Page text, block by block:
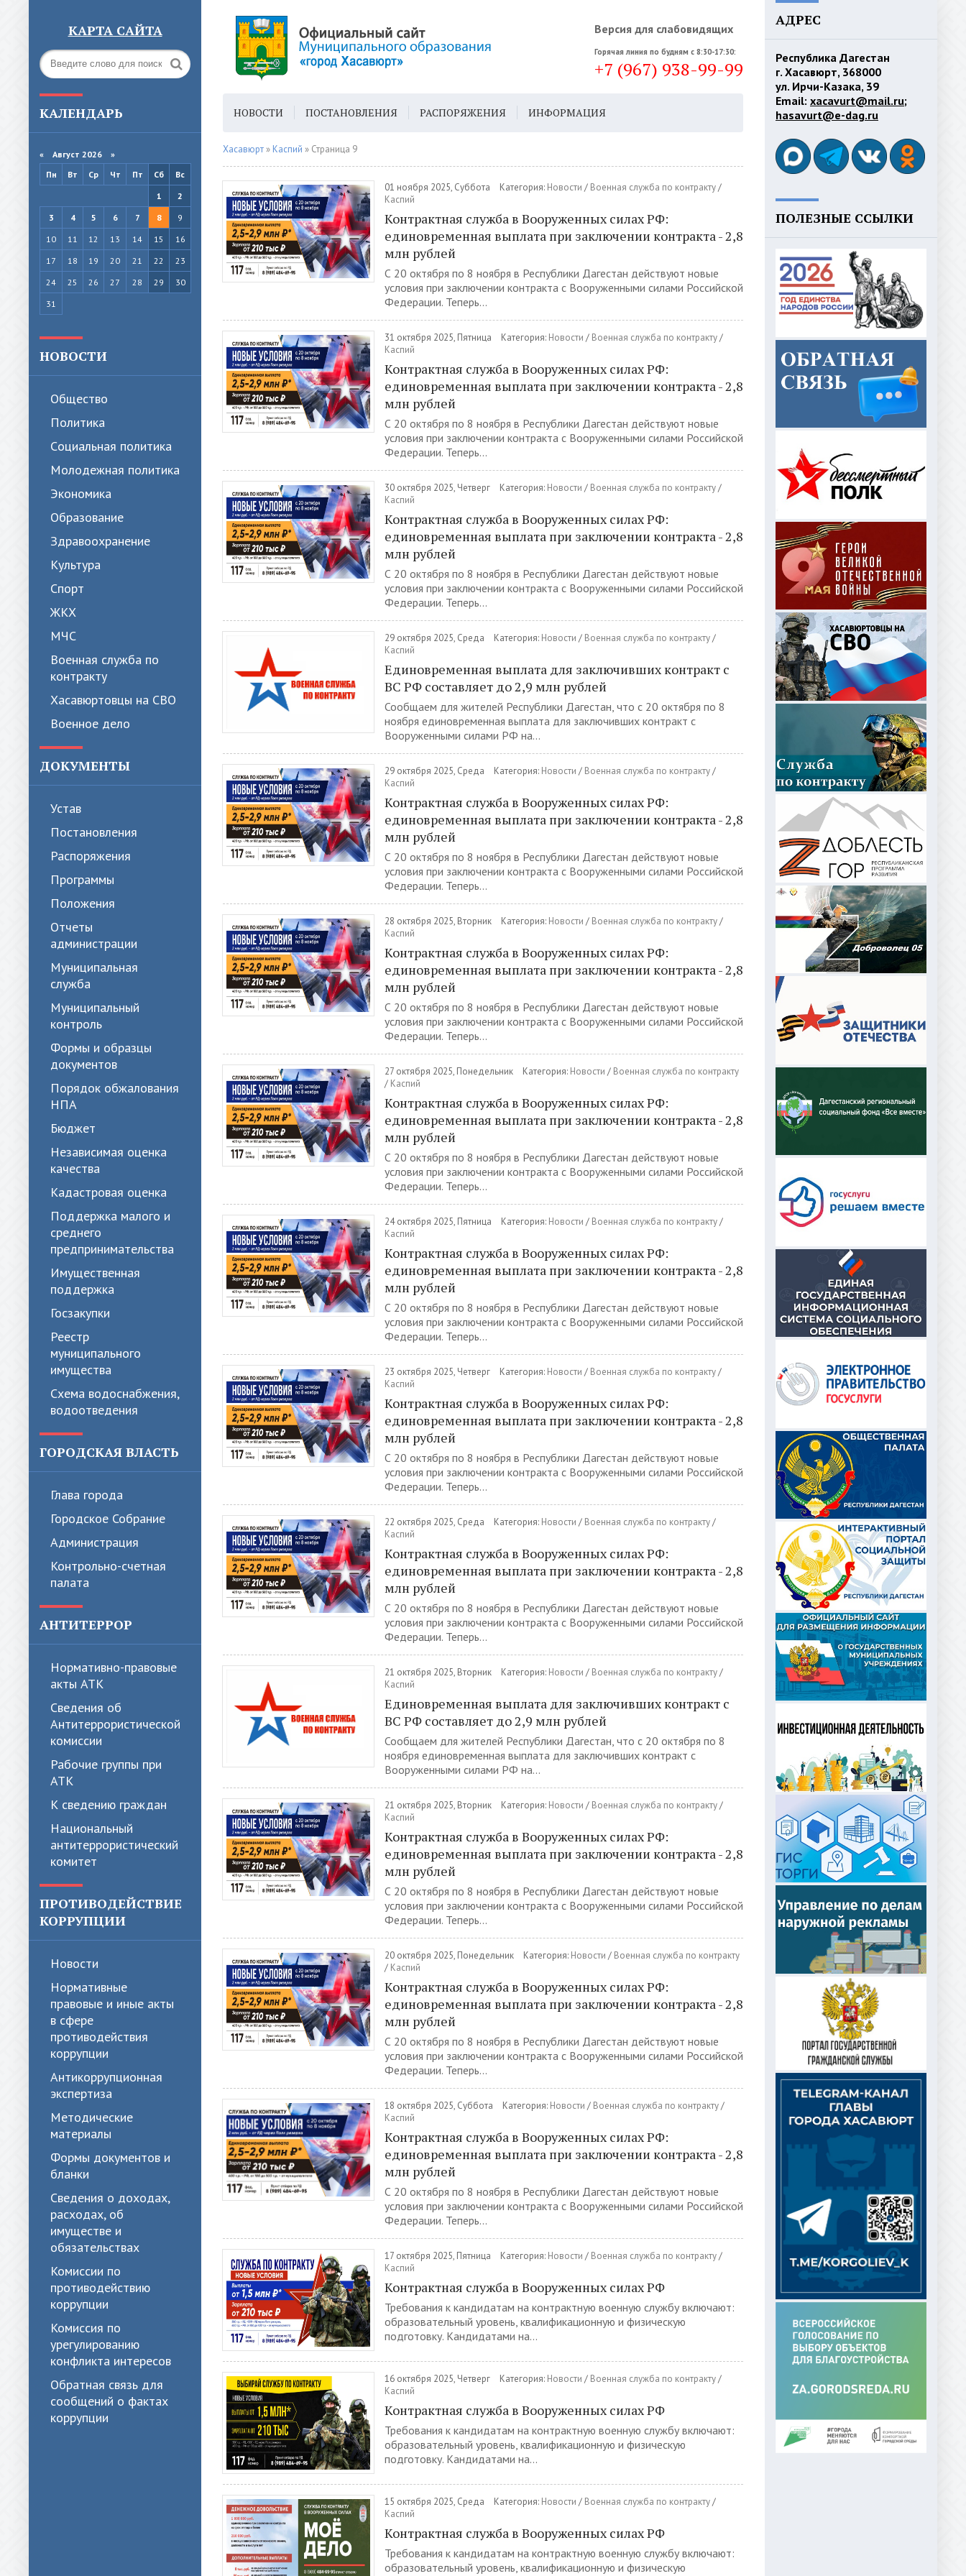
КАРТА САЙТА Версия для слабовидящих
Горячая линия по будням с 8:30-17:30:
+7 (967) 938-99-99
КАЛЕНДАРЬ
« Август 2026 »
Пн
Вт Ср Чт Пт Сб
Вс
1
2
3
4 5 6 7 8
9
10
11 12 13 14 15
16
17
18 19 20 21 22
23
24
25 26 27 28 29
30
31
НОВОСТИ
Общество
Политика
Cоциальная политика
Молодежная политика
Экономика
Образование
Здравоохранение
Культура
Спорт
ЖКХ
МЧС
Военная служба по
контракту
Хасавюртовцы на СВО
Военное дело
ДОКУМЕНТЫ
Устав
Постановления
Распоряжения
Программы
Положения
Отчеты
администрации
Муниципальная
служба
Муниципальный
контроль
Формы и образцы
документов
Порядок обжалования
НПА
Бюджет
Независимая оценка
качества
Кадастровая оценка
Поддержка малого и
среднего
предпринимательства
Имущественная
поддержка
Госзакупки
Реестр
муниципального
имущества
Схема водоснабжения,
водоотведения
ГОРОДСКАЯ ВЛАСТЬ
Глава города
Городское Собрание
Администрация
Контрольно-счетная
палата
АНТИТЕРРОР
Нормативно-правовые
акты АТК
Сведения об
Антитеррористической
комиссии
Рабочие группы при
АТК
К сведению граждан
Национальный
антитеррористический
комитет
ПРОТИВОДЕЙСТВИЕ
КОРРУПЦИИ
Новости
Нормативные
правовые и иные акты
в сфере
противодействия
коррупции
Антикоррупционная
экспертиза
Методические
материалы
Формы документов и
бланки
Сведения о доходах,
расходах, об
имуществе и
обязательствах
Комиссии по
противодействию
коррупции
Комиссия по
урегулированию
конфликта интересов
Обратная связь для
сообщений о фактах
коррупции
НОВОСТИ ПОСТАНОВЛЕНИЯ РАСПОРЯЖЕНИЯ ИНФОРМАЦИЯ
ГОРОДСКАЯ СРЕДА ГЕН. ПЛАН
Хасавюрт » Каспий » Страница 9
01 ноября 2025, Суббота Категория: Новости / Военная служба по контракту/
Каспий
Контрактная служба в Вооруженных силах РФ:
единовременная выплата при заключении контракта - 2,8
млн рублей
С 20 октября по 8 ноября в Республики Дагестан действуют новые
условия при заключении контракта с Вооруженными силами Российской
Федерации. Теперь...
31 октября 2025, Пятница Категория: Новости / Военная служба по контракту/
Каспий
Контрактная служба в Вооруженных силах РФ:
единовременная выплата при заключении контракта - 2,8
млн рублей
С 20 октября по 8 ноября в Республики Дагестан действуют новые
условия при заключении контракта с Вооруженными силами Российской
Федерации. Теперь...
30 октября 2025, Четверг Категория: Новости / Военная служба по контракту/
Каспий
Контрактная служба в Вооруженных силах РФ:
единовременная выплата при заключении контракта - 2,8
млн рублей
С 20 октября по 8 ноября в Республики Дагестан действуют новые
условия при заключении контракта с Вооруженными силами Российской
Федерации. Теперь...
29 октября 2025, Среда Категория: Новости / Военная служба по контракту/
Каспий
Единовременная выплата для заключивших контракт с
ВС РФ составляет до 2,9 млн рублей
Сообщаем для жителей Республики Дагестан, что с 20 октября по 8
ноября единовременная выплата для заключивших контракт с
Вооруженными силами РФ на...
29 октября 2025, Среда Категория: Новости / Военная служба по контракту/
Каспий
Контрактная служба в Вооруженных силах РФ:
единовременная выплата при заключении контракта - 2,8
млн рублей
С 20 октября по 8 ноября в Республики Дагестан действуют новые
условия при заключении контракта с Вооруженными силами Российской
Федерации. Теперь...
28 октября 2025, Вторник Категория: Новости / Военная служба по контракту/
Каспий
Контрактная служба в Вооруженных силах РФ:
единовременная выплата при заключении контракта - 2,8
млн рублей
С 20 октября по 8 ноября в Республики Дагестан действуют новые
условия при заключении контракта с Вооруженными силами Российской
Федерации. Теперь...
27 октября 2025, Понедельник Категория: Новости / Военная служба по контракту
/ Каспий
Контрактная служба в Вооруженных силах РФ:
единовременная выплата при заключении контракта - 2,8
млн рублей
С 20 октября по 8 ноября в Республики Дагестан действуют новые
условия при заключении контракта с Вооруженными силами Российской
Федерации. Теперь...
24 октября 2025, Пятница Категория: Новости / Военная служба по контракту/
Каспий
Контрактная служба в Вооруженных силах РФ:
единовременная выплата при заключении контракта - 2,8
млн рублей
С 20 октября по 8 ноября в Республики Дагестан действуют новые
условия при заключении контракта с Вооруженными силами Российской
Федерации. Теперь...
23 октября 2025, Четверг Категория: Новости / Военная служба по контракту/
Каспий
Контрактная служба в Вооруженных силах РФ:
единовременная выплата при заключении контракта - 2,8
млн рублей
С 20 октября по 8 ноября в Республики Дагестан действуют новые
условия при заключении контракта с Вооруженными силами Российской
Федерации. Теперь...
22 октября 2025, Среда Категория: Новости / Военная служба по контракту/
Каспий
Контрактная служба в Вооруженных силах РФ:
единовременная выплата при заключении контракта - 2,8
млн рублей
С 20 октября по 8 ноября в Республики Дагестан действуют новые
условия при заключении контракта с Вооруженными силами Российской
Федерации. Теперь...
21 октября 2025, Вторник Категория: Новости / Военная служба по контракту/
Каспий
Единовременная выплата для заключивших контракт с
ВС РФ составляет до 2,9 млн рублей
Сообщаем для жителей Республики Дагестан, что с 20 октября по 8
ноября единовременная выплата для заключивших контракт с
Вооруженными силами РФ на...
21 октября 2025, Вторник Категория: Новости / Военная служба по контракту/
Каспий
Контрактная служба в Вооруженных силах РФ:
единовременная выплата при заключении контракта - 2,8
млн рублей
С 20 октября по 8 ноября в Республики Дагестан действуют новые
условия при заключении контракта с Вооруженными силами Российской
Федерации. Теперь...
20 октября 2025, Понедельник Категория: Новости / Военная служба по контракту
/ Каспий
Контрактная служба в Вооруженных силах РФ:
единовременная выплата при заключении контракта - 2,8
млн рублей
С 20 октября по 8 ноября в Республики Дагестан действуют новые
условия при заключении контракта с Вооруженными силами Российской
Федерации. Теперь...
18 октября 2025, Суббота Категория: Новости / Военная служба по контракту/
Каспий
Контрактная служба в Вооруженных силах РФ:
единовременная выплата при заключении контракта - 2,8
млн рублей
С 20 октября по 8 ноября в Республики Дагестан действуют новые
условия при заключении контракта с Вооруженными силами Российской
Федерации. Теперь...
17 октября 2025, Пятница Категория: Новости / Военная служба по контракту/
Каспий
Контрактная служба в Вооруженных силах РФ
Требования к кандидатам на контрактную военную службу включают:
образовательный уровень, квалификационную и физическую
подготовку. Кандидатами на...
16 октября 2025, Четверг Категория: Новости / Военная служба по контракту/
Каспий
Контрактная служба в Вооруженных силах РФ
Требования к кандидатам на контрактную военную службу включают:
образовательный уровень, квалификационную и физическую
подготовку. Кандидатами на...
15 октября 2025, Среда Категория: Новости / Военная служба по контракту/
Каспий
Контрактная служба в Вооруженных силах РФ
Требования к кандидатам на контрактную военную службу включают:
образовательный уровень, квалификационную и физическую
АДРЕС
Республика Дагестан
г. Хасавюрт, 368000
ул. Ирчи-Казака, 39
Email: xacavurt@mail.ru;
hasavurt@e-dag.ru
ПОЛЕЗНЫЕ ССЫЛКИ